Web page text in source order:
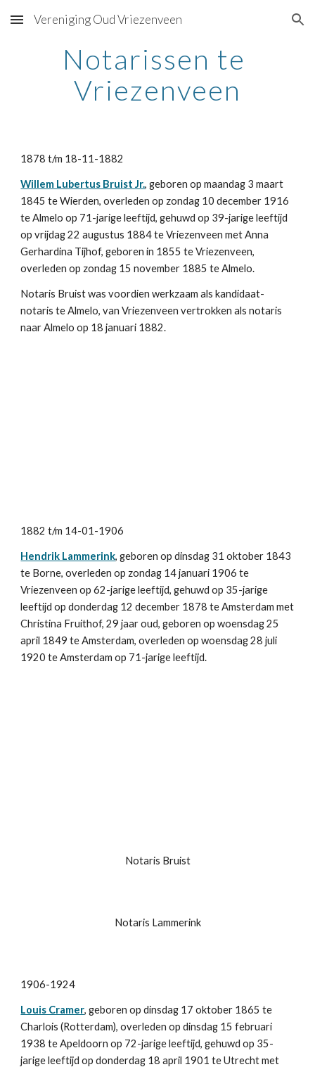
Skip to main content Skip to navigation
Vereniging Oud Vriezenveen
Notarissen te
Vriezenveen
1878 t/m 18-11-1882
Willem Lubertus Bruist Jr., geboren op maandag 3 maart
1845 te Wierden, overleden op zondag 10 december 1916
te Almelo op 71-jarige leeftijd, gehuwd op 39-jarige leeftijd
op vrijdag 22 augustus 1884 te Vriezenveen met Anna
Gerhardina Tijhof, geboren in 1855 te Vriezenveen,
overleden op zondag 15 november 1885 te Almelo.
Notaris Bruist was voordien werkzaam als kandidaat-
notaris te Almelo, van Vriezenveen vertrokken als notaris
naar Almelo op 18 januari 1882.
1882 t/m 14-01-1906
Hendrik Lammerink, geboren op dinsdag 31 oktober 1843
te Borne, overleden op zondag 14 januari 1906 te
Vriezenveen op 62-jarige leeftijd, gehuwd op 35-jarige
leeftijd op donderdag 12 december 1878 te Amsterdam met
Christina Fruithof, 29 jaar oud, geboren op woensdag 25
april 1849 te Amsterdam, overleden op woensdag 28 juli
1920 te Amsterdam op 71-jarige leeftijd.
Notaris Bruist
Notaris Lammerink
1906-1924
Louis Cramer, geboren op dinsdag 17 oktober 1865 te
Charlois (Rotterdam), overleden op dinsdag 15 februari
1938 te Apeldoorn op 72-jarige leeftijd, gehuwd op 35-
jarige leeftijd op donderdag 18 april 1901 te Utrecht met